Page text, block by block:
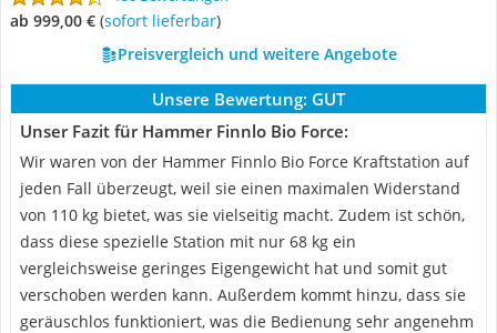
ab 999,00 € ( Sofort lieferbar)
Preisvergleich und weitere Angebote
Unsere Bewertung: GUT
Unser Fazit für Hammer Finnlo Bio Force:
Wir waren von der Hammer Finnlo Bio Force Kraftstation auf
jeden Fall überzeugt, weil sie einen maximalen Widerstand
von 110 kg bietet, was sie vielseitig macht. Zudem ist schön,
dass diese spezielle Station mit nur 68 kg ein
vergleichsweise geringes Eigengewicht hat und somit gut
verschoben werden kann. Außerdem kommt hinzu, dass sie
geräuschlos funktioniert, was die Bedienung sehr angenehm